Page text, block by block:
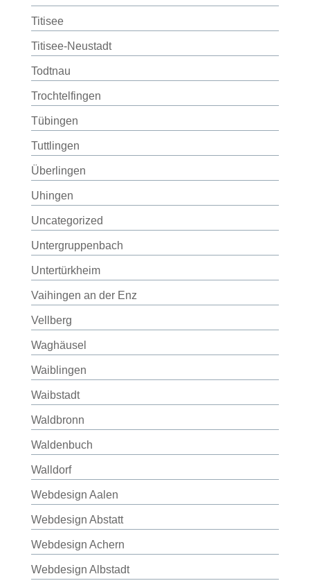
Titisee
Titisee-Neustadt
Todtnau
Trochtelfingen
Tübingen
Tuttlingen
Überlingen
Uhingen
Uncategorized
Untergruppenbach
Untertürkheim
Vaihingen an der Enz
Vellberg
Waghäusel
Waiblingen
Waibstadt
Waldbronn
Waldenbuch
Walldorf
Webdesign Aalen
Webdesign Abstatt
Webdesign Achern
Webdesign Albstadt